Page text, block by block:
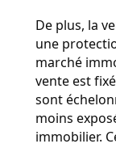
De plus, la
une
marché
vente est
sont
moins
immobilier.